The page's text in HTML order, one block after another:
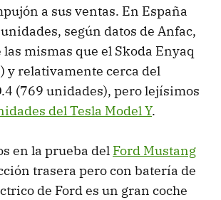
a sus ventas. En España
según datos de Anfac,
mismas que el Skoda Enyaq
y relativamente cerca del
(769 unidades), pero lejísimos
del Tesla Model Y.
en la prueba del Ford Mustang
trasera pero con batería de
de Ford es un gran coche